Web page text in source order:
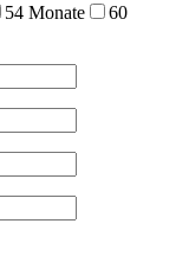
54 Monate
60